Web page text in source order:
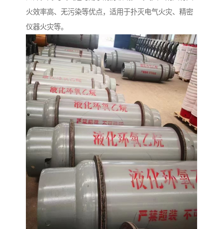
火效率高、无污染等优点，适用于扑灭电气火灾、精密
仪器火灾等。